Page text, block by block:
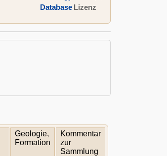
Database Lizenz
Geologie,
Formation
Kommentar
zur
Sammlung